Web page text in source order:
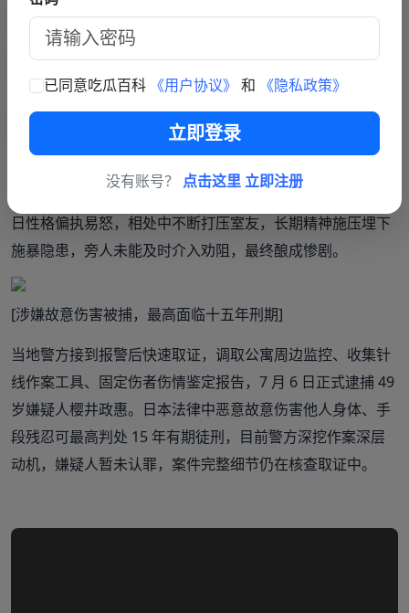
解缝线、清创处理，伤者嘴唇多处创口感染，身心创伤难以
修复。
[同居一年频繁争吵，邻里早察觉异常]
二人自 2025 年 4 月合租同住，一年多里频繁因生活琐事爆
发激烈争吵，周边邻居时常听见屋内争执吵闹，但仅当作普
通邻里矛盾，从未想到会演化成极端人身伤害。樱井政惠平
日性格偏执易怒，相处中不断打压室友，长期精神施压埋下
施暴隐患，旁人未能及时介入劝阻，最终酿成惨剧。
[涉嫌故意伤害被捕，最高面临十五年刑期]
当地警方接到报警后快速取证，调取公寓周边监控、收集针
线作案工具、固定伤者伤情鉴定报告，7 月 6 日正式逮捕 49
岁嫌疑人樱井政惠。日本法律中恶意故意伤害他人身体、手
段残忍可最高判处 15 年有期徒刑，目前警方深挖作案深层
动机，嫌疑人暂未认罪，案件完整细节仍在核查取证中。
已同意吃瓜百科 《用户协议》 和 《隐私政策》
立即登录
没有账号？ 点击这里 立即注册